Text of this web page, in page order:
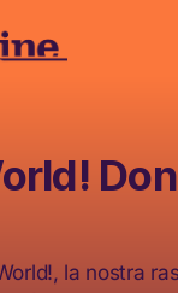
la nostra